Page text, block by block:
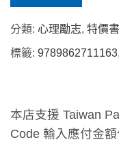
分類: 心理勵志, 特價
標籤: 9789862711163,
本店支援 Taiwan
Code 輸入應付金額